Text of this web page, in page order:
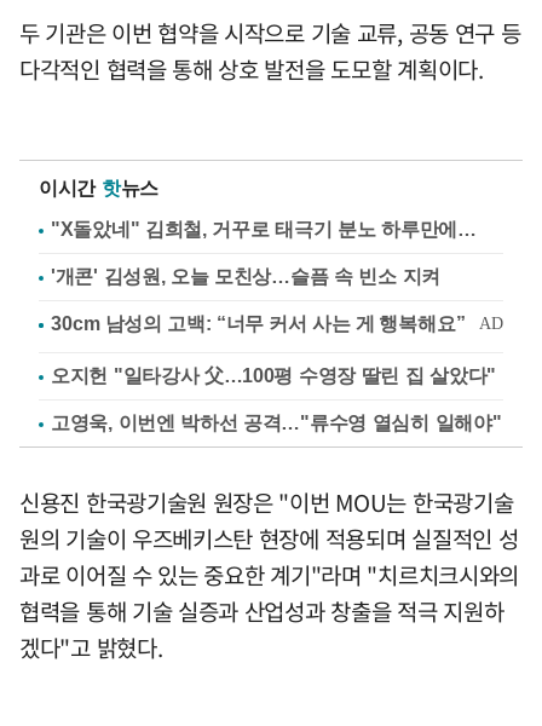
두 기관은 이번 협약을 시작으로 기술 교류, 공동 연구 등
다각적인 협력을 통해 상호 발전을 도모할 계획이다.
이시간 핫뉴스
"X돌았네" 김희철, 거꾸로 태극기 분노 하루만에…
'개콘' 김성원, 오늘 모친상…슬픔 속 빈소 지켜
오지헌 "일타강사 父…100평 수영장 딸린 집 살았다"
고영욱, 이번엔 박하선 공격…"류수영 열심히 일해야"
신용진 한국광기술원 원장은 "이번 MOU는 한국광기술
원의 기술이 우즈베키스탄 현장에 적용되며 실질적인 성
과로 이어질 수 있는 중요한 계기"라며 "치르치크시와의
협력을 통해 기술 실증과 산업성과 창출을 적극 지원하
겠다"고 밝혔다.